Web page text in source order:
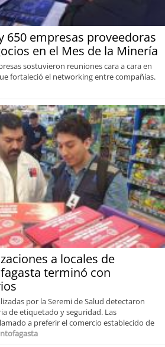
650 empresas proveedoras
en el Mes de la Minería
sostuvieron reuniones cara a cara en
fortaleció el networking entre compañías.
a locales de
terminó con
por la Seremi de Salud detectaron
de etiquetado y seguridad. Las
a preferir el comercio establecido de